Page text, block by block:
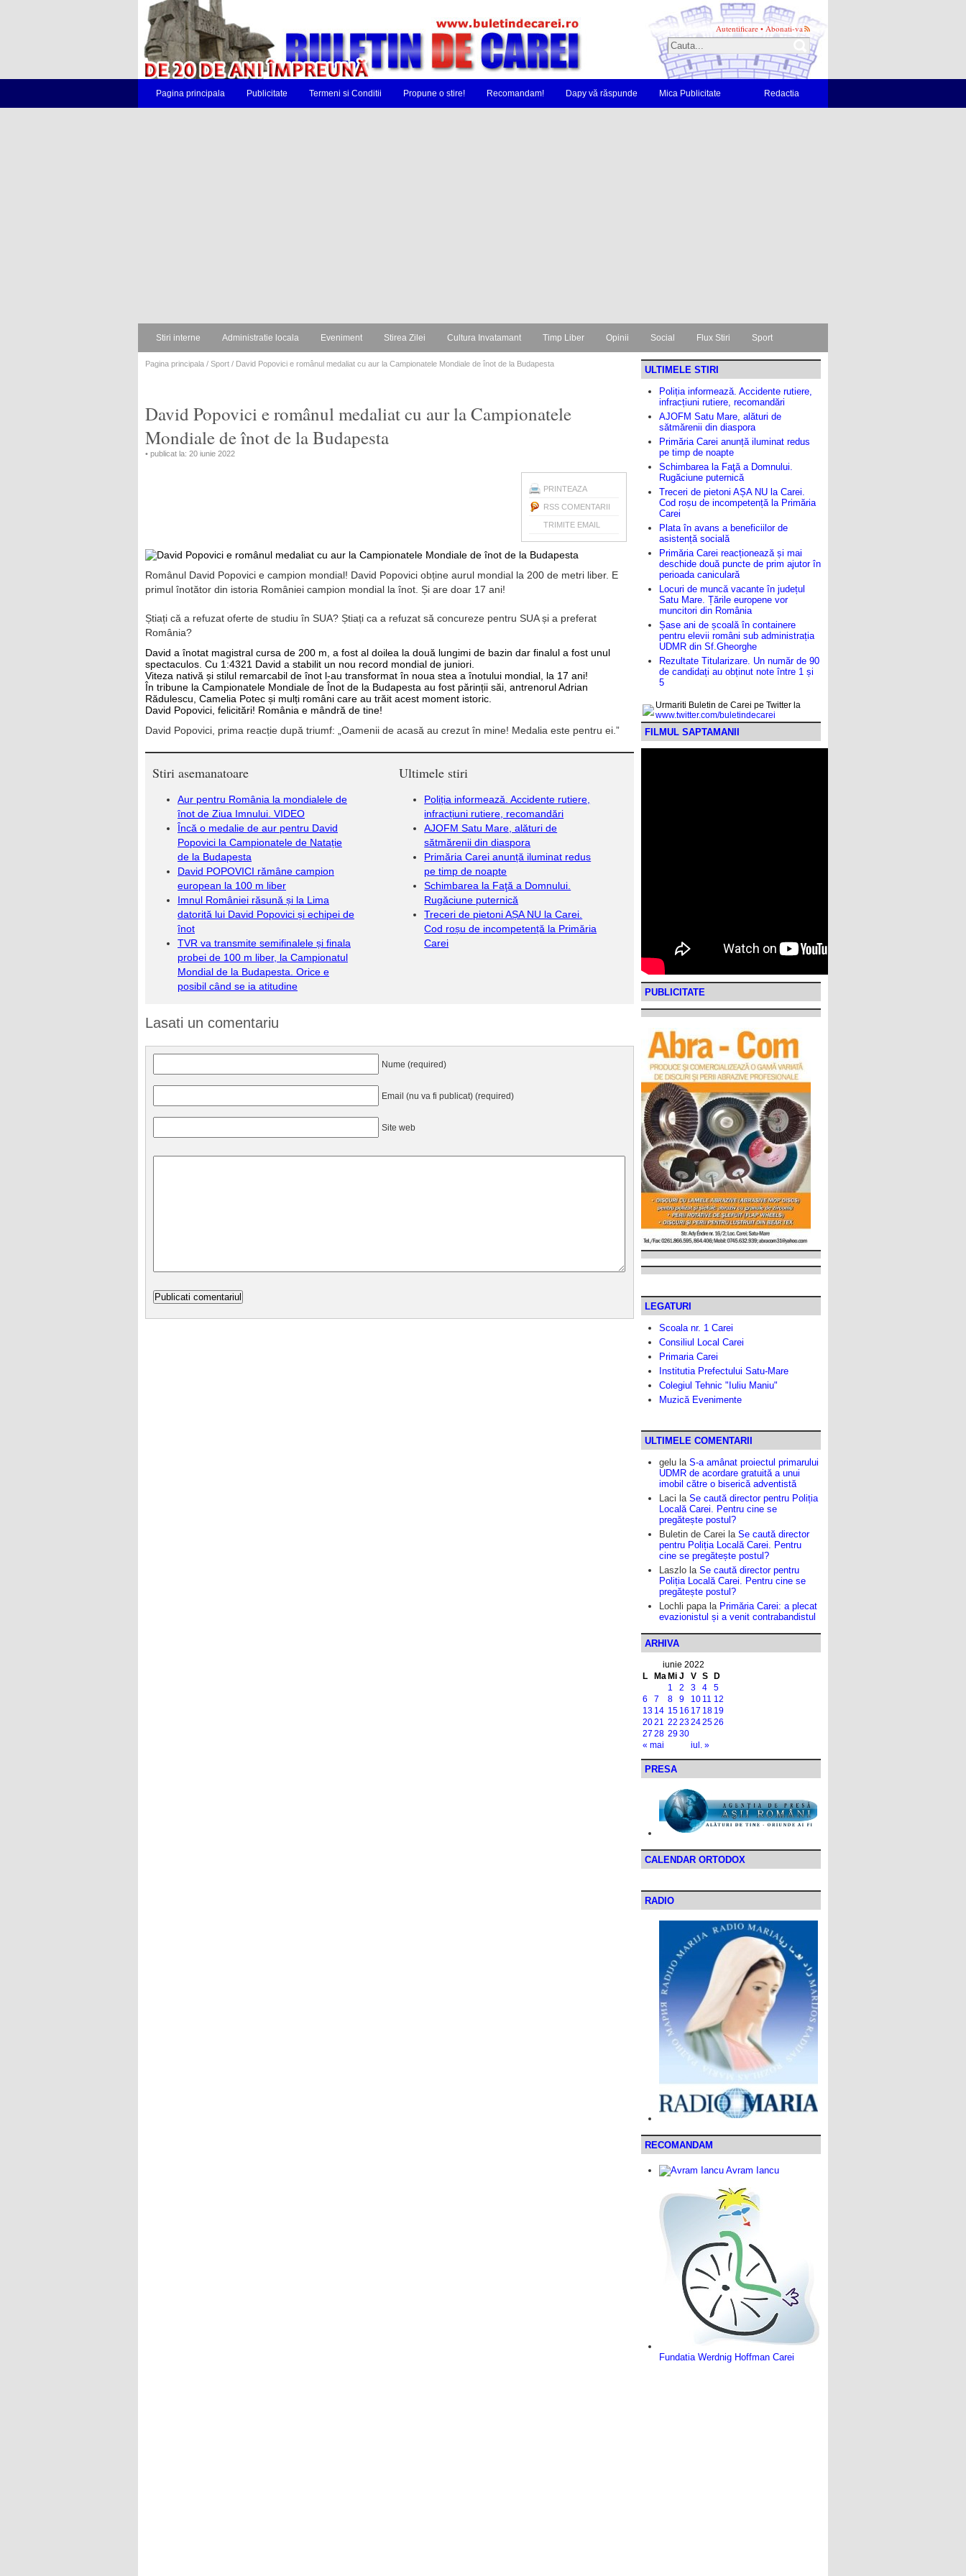
Autentificare • Abonati-va
Pagina principala Publicitate Termeni si Conditii Propune o stire! Recomandam! Dapy vă răspunde Mica Publicitate Redactia
Stiri interne Administratie locala Eveniment Stirea Zilei Cultura Invatamant Timp Liber Opinii Social Flux Stiri Sport
Pagina principala / Sport / David Popovici e românul medaliat cu aur la Campionatele Mondiale de înot de la Budapesta
David Popovici e românul medaliat cu aur la Campionatele
Mondiale de înot de la Budapesta
• publicat la: 20 iunie 2022
PRINTEAZA
RSS COMENTARII
TRIMITE EMAIL
Românul David Popovici e campion mondial! David Popovici obține aurul mondial la 200 de metri liber. E
primul înotător din istoria României campion mondial la înot. Și are doar 17 ani!
Știați că a refuzat oferte de studiu în SUA? Știați ca a refuzat să concureze pentru SUA și a preferat
România?
David a înotat magistral cursa de 200 m, a fost al doilea la două lungimi de bazin dar finalul a fost unul
spectaculos. Cu 1:4321 David a stabilit un nou record mondial de juniori.
Viteza nativă și stilul remarcabil de înot l-au transformat în noua stea a înotului mondial, la 17 ani!
În tribune la Campionatele Mondiale de Înot de la Budapesta au fost părinții săi, antrenorul Adrian
Rădulescu, Camelia Potec și mulți români care au trăit acest moment istoric.
David Popovici, felicitări! România e mândră de tine!
David Popovici, prima reacție după triumf: „Oamenii de acasă au crezut în mine! Medalia este pentru ei.”
Stiri asemanatoare
Aur pentru România la mondialele de
înot de Ziua Imnului. VIDEO
Încă o medalie de aur pentru David
Popovici la Campionatele de Natație
de la Budapesta
David POPOVICI rămâne campion
european la 100 m liber
Imnul României răsună și la Lima
datorită lui David Popovici și echipei de
înot
TVR va transmite semifinalele și finala
probei de 100 m liber, la Campionatul
Mondial de la Budapesta. Orice e
posibil când se ia atitudine
Ultimele stiri
Poliția informează. Accidente rutiere,
infracțiuni rutiere, recomandări
AJOFM Satu Mare, alături de
sătmărenii din diaspora
Primăria Carei anunță iluminat redus
pe timp de noapte
Schimbarea la Faţă a Domnului.
Rugăciune puternică
Treceri de pietoni AȘA NU la Carei.
Cod roșu de incompetență la Primăria
Carei
Lasati un comentariu
Nume (required)
Email (nu va fi publicat) (required)
Site web
ULTIMELE STIRI
Poliția informează. Accidente rutiere,
infracțiuni rutiere, recomandări
AJOFM Satu Mare, alături de
sătmărenii din diaspora
Primăria Carei anunță iluminat redus
pe timp de noapte
Schimbarea la Faţă a Domnului.
Rugăciune puternică
Treceri de pietoni AȘA NU la Carei.
Cod roșu de incompetență la Primăria
Carei
Plata în avans a beneficiilor de
asistență socială
Primăria Carei reacționează și mai
deschide două puncte de prim ajutor în
perioada caniculară
Locuri de muncă vacante în județul
Satu Mare. Țările europene vor
muncitori din România
Șase ani de școală în containere
pentru elevii români sub administrația
UDMR din Sf.Gheorghe
Rezultate Titularizare. Un număr de 90
de candidați au obținut note între 1 și
5
Urmariti Buletin de Carei pe Twitter la
www.twitter.com/buletindecarei
FILMUL SAPTAMANII
PUBLICITATE
LEGATURI
Scoala nr. 1 Carei
Consiliul Local Carei
Primaria Carei
Institutia Prefectului Satu-Mare
Colegiul Tehnic "Iuliu Maniu"
Muzică Evenimente
ULTIMELE COMENTARII
gelu la S-a amânat proiectul primarului
UDMR de acordare gratuită a unui
imobil către o biserică adventistă
Laci la Se caută director pentru Poliția
Locală Carei. Pentru cine se
pregătește postul?
Buletin de Carei la Se caută director
pentru Poliția Locală Carei. Pentru
cine se pregătește postul?
Laszlo la Se caută director pentru
Poliția Locală Carei. Pentru cine se
pregătește postul?
Lochli papala Primăria Carei: a plecat
evazionistul și a venit contrabandistul
ARHIVA
iunie 2022
L
Ma Mi J V S D
« mai iul. »
1 2 3 4
5
6
7 8 9 10 11 12
13 14 15 16 17 18 19
2021 22 23242526
27 28 2930
PRESA
CALENDAR ORTODOX
RADIO
RECOMANDAM
Avram Iancu
Fundatia Werdnig Hoffman Carei